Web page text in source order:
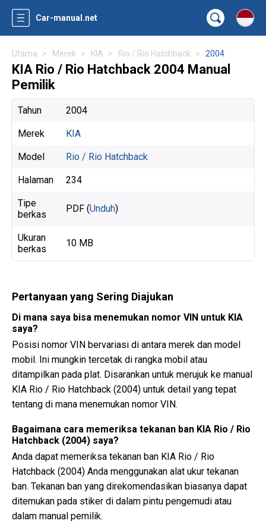
Car-manual.net
Utama Merek KIA Rio / Rio Hatchback 2004
KIA Rio / Rio Hatchback 2004 Manual
Pemilik
Tahun 2004
Merek KIA
Model Rio / Rio Hatchback
Halaman 234
Tipe
berkas
PDF (Unduh)
Ukuran
berkas
10 MB
Pertanyaan yang Sering Diajukan
Di mana saya bisa menemukan nomor VIN untuk KIA
saya?
Posisi nomor VIN bervariasi di antara merek dan model
mobil. Ini mungkin tercetak di rangka mobil atau
ditampilkan pada plat. Disarankan untuk merujuk ke manual
KIA Rio / Rio Hatchback (2004) untuk detail yang tepat
tentang di mana menemukan nomor VIN.
Bagaimana cara memeriksa tekanan ban KIA Rio / Rio
Hatchback (2004) saya?
Anda dapat memeriksa tekanan ban KIA Rio / Rio
Hatchback (2004) Anda menggunakan alat ukur tekanan
ban. Tekanan ban yang direkomendasikan biasanya dapat
ditemukan pada stiker di dalam pintu pengemudi atau
dalam manual pemilik.